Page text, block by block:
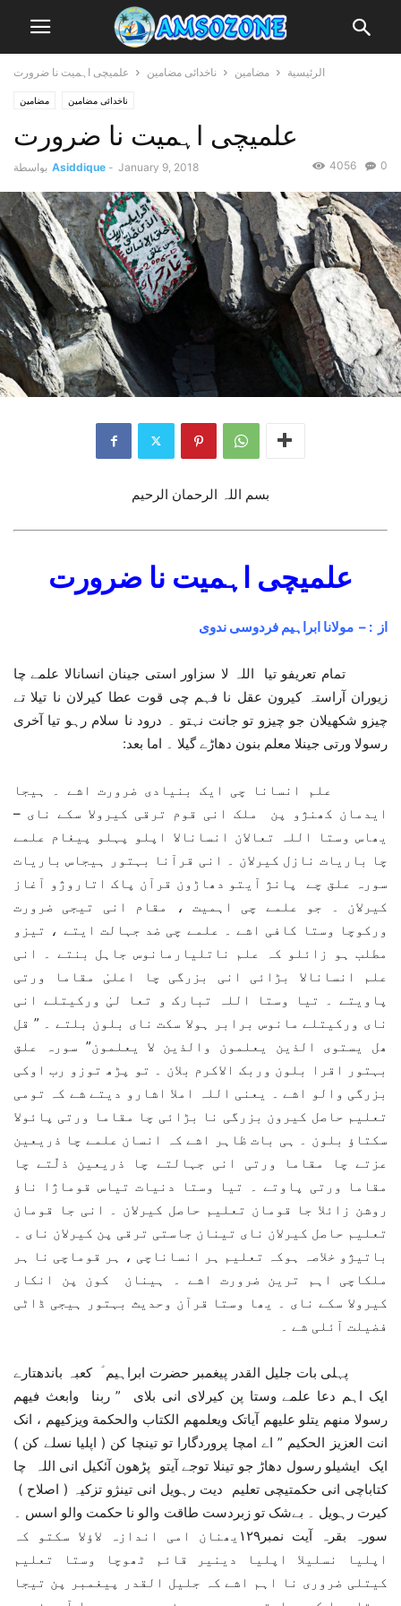
الرئيسية مضامین ناخدائی مضامین علمیچی اہمیت نا ضرورت
مضامین ناخدائی مضامین
علمیچی اہمیت نا ضرورت
بواسطة Asiddique - January 9, 2018 0
4056
بسم اللہ الرحمان الرحیم
علمیچی اہمیت نا ضرورت
از : – مولانا ابراہیم فردوسی ندوی
تمام تعریفو تیا اللہ لا سزاور استی جینان انسانالا علمے چا
زیوران آراستہ کیرون عقل نا فہم چی قوت عطا کیرلان نا تیلا تے
چیزو شکھیلان جو چیزو تو جانت نہتو ۔ درود نا سلام رہو تیا آخری
رسولا ورتی جینلا معلم بنون دھاڑے گیلا ۔ اما بعد:
علم انسانا چی ایک بنیادی ضرورت اشے ۔ ہیجا
ایدمان کھنژو پن ملک انی قوم ترقی کیرولا سکے نای –
یھاس وستا اللہ تعالان انسانالا اپلو پہلو پیغام علمے
چا باریات نازل کیرلان ۔ انی قرآنا بہتور ہیجاس باریات
سورہ علق چے پانژ آیتو دھاڑون قرآن پاک اتاروژو آغاز
کیرلان ۔ جو علمے چی اہمیت ، مقام انی تیجی ضرورت
ورکوچا وستا کافی اشے ۔ علمے چی ضد جہالت ایتے ، تیزو
مطلب ہو زائلو کہ علم ناتلیارمانوس جاہل بنتے ۔ انی
علم انسانالا بڑائی انی بزرگی چا اعلیٰ مقاما ورتی
پاویتے ۔ تیا وستا اللہ تبارک و تعا لیٰ ورکیتلے انی
نای ورکیتلے مانوس برابر ہولا سکت نای بلون بلتے ۔ ” قل
ھل یستوی الذین یعلمون والذین لا یعلمون” سورہ علق
بہتور اقرا بلون وربک الاکرم بلان ۔ تو پڑھ توزو رب اوکی
بزرگی والو اشے ۔ یعنی اللہ املا اشارو دیتے شے کہ تومی
تعلیم حاصل کیرون بزرگی نا بڑائی چا مقاما ورتی پائولا
سکتاؤ بلون ۔ ہی بات ظاہر اشے کہ انسان علمے چا ذریعین
عزتے چا مقاما ورتی انی جہالتے چا ذریعین ذلّتے چا
مقاما ورتی پاوتے ۔ تیا وستا دنیات تیاس قوماژا ناؤ
روشن زائلا جا قومان تعلیم حاصل کیرلان ۔ انی جا قومان
تعلیم حاصل کیرلان نای تینان جاستی ترقی پن کیرلان نای ۔
باتیژو خلاصہ ہوکہ تعلیم ہر انساناچی ، ہر قوماچی نا ہر
ملکاچی اہم ترین ضرورت اشے ۔ ہینان کون پن انکار
کیرولا سکے نای ۔ یھا وستا قرآن وحدیث بہتور ہیجی ڈاٹی
فضیلت آئلی شے ۔
پہلی بات جلیل القدر پیغمبر حضرت ابراہیم ؑ کعبہ باندھتارے
ایک اہم دعا علمے وستا پن کیرلای انی بلای ” ربنا وابعث فیھم
رسولا منھم یتلو علیھم آیاتک ویعلمھم الکتاب والحکمة ویزکیھم ، انک
انت العزیز الحکیم ” اے امچا پروردگارا تو تینچا کن ( اپلیا نسلے کن )
ایک ایشیلو رسول دھاڑ جو تینلا توجے آیتو پڑھون آئکیل انی اللہ چا
کتاباچی انی حکمتیچی تعلیم دیت رہویل انی تینژو تزکیہ ( اصلاح )
کیرت رہویل ۔ بےشک تو زبردست طاقت والو نا حکمت والو اسس ۔
سورہ بقرہ آیت نمبر۱۲۹یھنان امی اندازہ لاؤلا سکتو کہ
اپلیا نسلیلا اپلیا دینیر قائم ٹھوچا وستا تعلیم
کیتلی ضروری نا اہم اشے کہ جلیل القدر پیغمبر پن تیجا